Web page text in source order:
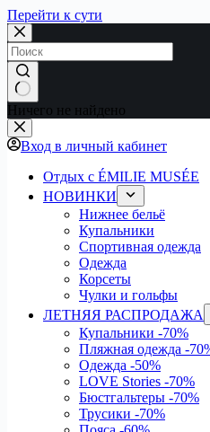
Перейти к сути
Ничего не найдено
Вход в личный кабинет
Отдых с ÉMILIE MUSÉE
НОВИНКИ
Нижнее бельё
Купальники
Спортивная одежда
Одежда
Корсеты
Чулки и гольфы
ЛЕТНЯЯ РАСПРОДАЖА
Купальники -70%
Пляжная одежда -
Одежда -50%
LOVE Stories -70%
Бюстгальтеры -70%
Трусики -70%